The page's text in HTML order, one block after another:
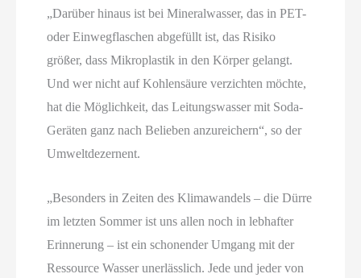
„Darüber hinaus ist bei Mineralwasser, das in PET-
oder Einwegflaschen abgefüllt ist, das Risiko
größer, dass Mikroplastik in den Körper gelangt.
Und wer nicht auf Kohlensäure verzichten möchte,
hat die Möglichkeit, das Leitungswasser mit Soda-
Geräten ganz nach Belieben anzureichern“, so der
Umweltdezernent.
„Besonders in Zeiten des Klimawandels – die Dürre
im letzten Sommer ist uns allen noch in lebhafter
Erinnerung – ist ein schonender Umgang mit der
Ressource Wasser unerlässlich. Jede und jeder von